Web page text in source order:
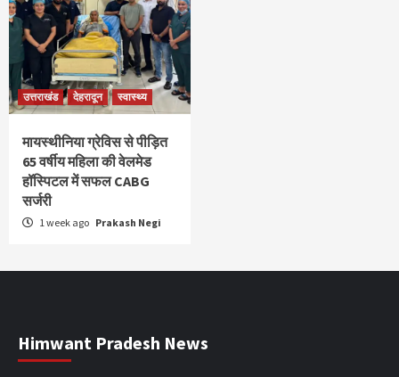
उत्तराखंड देहरादून स्वास्थ्य
मायस्थीनिया ग्रेविस से पीड़ित
65 वर्षीय महिला की वेलमेड
हॉस्पिटल में सफल CABG
सर्जरी
1 week ago Prakash Negi
Himwant Pradesh News